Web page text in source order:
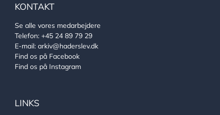
KONTAKT
Se alle vores medarbejdere
Telefon: +45 24 89 79 29
E-mail: arkiv@haderslev.dk
Find os på Facebook
Find os på Instagram
LINKS